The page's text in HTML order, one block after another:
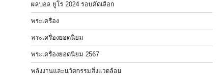
ผลบอล ยูโร 2024 รอบคัดเลือก
พระเครื่อง
พระเครื่องยอดนิยม
พระเครื่องยอดนิยม 2567
พลังงานและนวัตกรรมสิ่งแวดล้อม